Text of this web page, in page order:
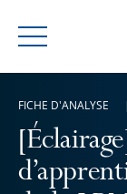
Menu
FICHE D'ANALYSE